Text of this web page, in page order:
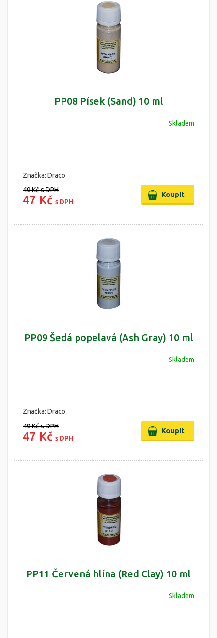
PP08 Písek (Sand) 10 ml
Skladem
Značka: Draco
49 Kčs DPH
47 Kč s DPH
PP09 Šedá popelavá (Ash Gray) 10 ml
Skladem
Značka: Draco
49 Kčs DPH
47 Kč s DPH
PP11 Červená hlína (Red Clay) 10 ml
Skladem